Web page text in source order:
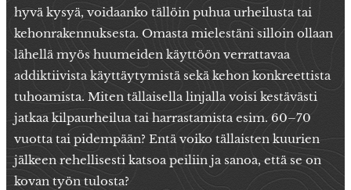
hyvä kysyä, voidaanko tällöin puhua urheilusta tai
kehonrakennuksesta. Omasta mielestäni silloin ollaan
lähellä myös huumeiden käyttöön verrattavaa
addiktiivista käyttäytymistä sekä kehon konkreettista
tuhoamista. Miten tällaisella linjalla voisi kestävästi
jatkaa kilpaurheilua tai harrastamista esim. 60–70
vuotta tai pidempään? Entä voiko tällaisten kuurien
jälkeen rehellisesti katsoa peiliin ja sanoa, että se on
kovan työn tulosta?